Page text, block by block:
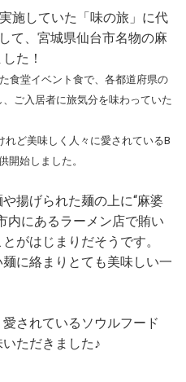
施していた「味の旅」に代
て、宮城県仙台市名物の麻
た！
食堂イベント食で、各都道府県の
ご入居者に旅気分を味わっていた
ど美味しく人々に愛されているB
開始しました。
揚げられた麺の上に“麻婆
内にあるラーメン店で賄い
がはじまりだそうです。
に絡まりとても美味しい一
されているソウルフード
ただきました♪